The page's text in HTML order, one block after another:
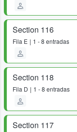
Section 116
Fila E 1 - 8 entradas
Section 118
Fila D 1 - 8 entradas
Section 117